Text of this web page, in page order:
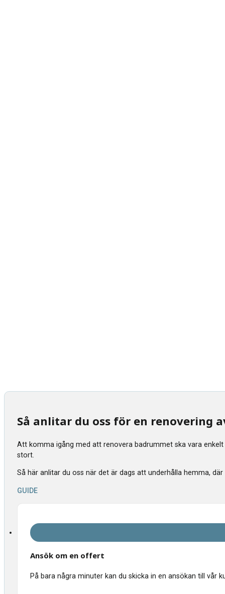
Så anlitar du oss för en renovering
Att komma igång med att renovera badrummet ska vara
stort.
Så här anlitar du oss när det är dags att underhålla hemma,
GUIDE
Ansök om en offert
På bara några minuter kan du skicka in en ansökan till